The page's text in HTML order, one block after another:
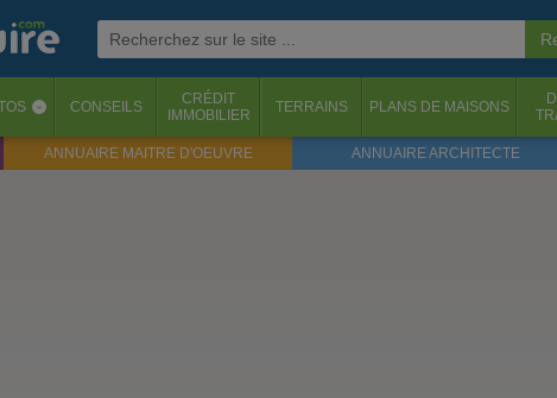
‹ CONSEILS
CRÉDIT
IMMOBILIER
TERRAINS PLANS DE MAISONS
ANNUAIRE MAITRE D'OEUVRE ANNUAIRE ARCHITECTE